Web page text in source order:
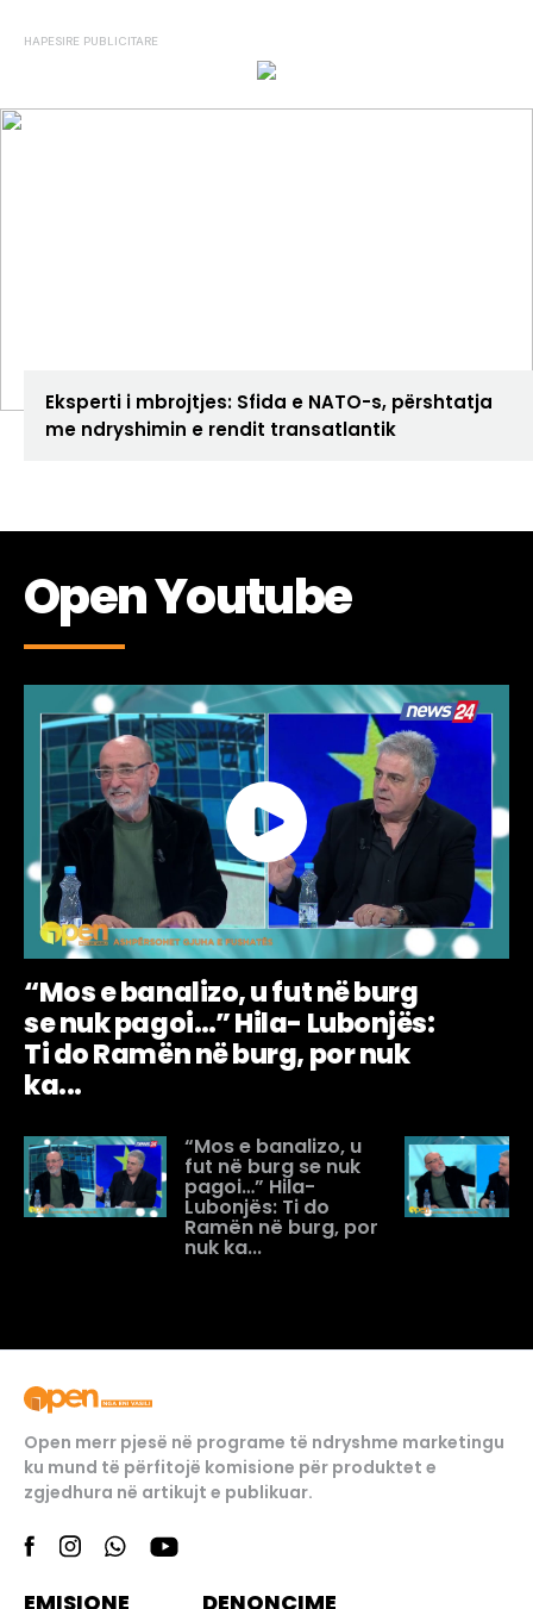
Eksperti i mbrojtjes: Sfida e NATO-s, përshtatja
me ndryshimin e rendit transatlantik
Open Youtube
“Mos e banalizo, u fut në burg
se nuk pagoi…” Hila- Lubonjës:
Ti do Ramën në burg, por nuk
ka...
“Mos e banalizo, u
fut në burg se nuk
pagoi…” Hila-
Lubonjës: Ti do
Ramën në burg, por
nuk ka...
Open merr pjesë në programe të ndryshme marketingu
ku mund të përfitojë komisione për produktet e
zgjedhura në artikujt e publikuar.
EMISIONE DENONCIME